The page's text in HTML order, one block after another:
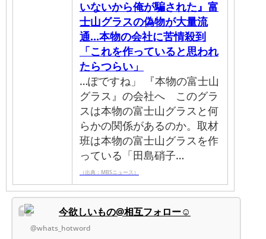
いないから俺が騙された』富
士山グラスの偽物が大量流
通...本物の会社に苦情殺到
「これを作っていると思われ
たらつらい」
…ぽですね」 『本物の富士山
グラス』の会社へ このグラ
スは本物の富士山グラスと何
らかの関係があるのか。取材
班は本物の富士山グラスを作
っている「田島硝子…
（出典：MBSニュース）
今欲しいもの@相互フォロー☺
@whats_hotword